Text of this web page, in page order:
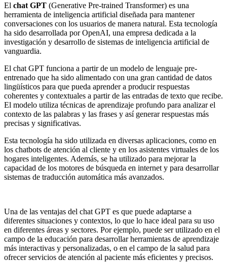
El chat GPT (Generative Pre-trained Transformer) es una
herramienta de inteligencia artificial diseñada para mantener
conversaciones con los usuarios de manera natural. Esta tecnología
ha sido desarrollada por OpenAI, una empresa dedicada a la
investigación y desarrollo de sistemas de inteligencia artificial de
vanguardia.
El chat GPT funciona a partir de un modelo de lenguaje pre-
entrenado que ha sido alimentado con una gran cantidad de datos
lingüísticos para que pueda aprender a producir respuestas
coherentes y contextuales a partir de las entradas de texto que recibe.
El modelo utiliza técnicas de aprendizaje profundo para analizar el
contexto de las palabras y las frases y así generar respuestas más
precisas y significativas.
Esta tecnología ha sido utilizada en diversas aplicaciones, como en
los chatbots de atención al cliente y en los asistentes virtuales de los
hogares inteligentes. Además, se ha utilizado para mejorar la
capacidad de los motores de búsqueda en internet y para desarrollar
sistemas de traducción automática más avanzados.
Una de las ventajas del chat GPT es que puede adaptarse a
diferentes situaciones y contextos, lo que lo hace ideal para su uso
en diferentes áreas y sectores. Por ejemplo, puede ser utilizado en el
campo de la educación para desarrollar herramientas de aprendizaje
más interactivas y personalizadas, o en el campo de la salud para
ofrecer servicios de atención al paciente más eficientes y precisos.